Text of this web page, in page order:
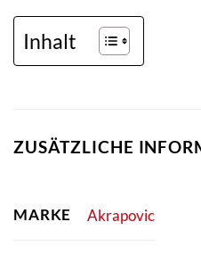
Inhalt
ZUSÄTZLICHE
MARKE Akrapovic